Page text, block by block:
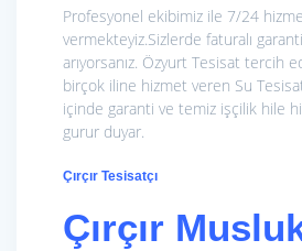
Profesyonel ekibimiz ile 7/24
vermekteyiz.Sizlerde faturalı
arıyorsanız. Özyurt Tesisat tercih
birçok iline hizmet veren Su
içinde garanti ve temiz işçilik hile
gurur duyar.
Çırçır Tesisatçı
Çırçır